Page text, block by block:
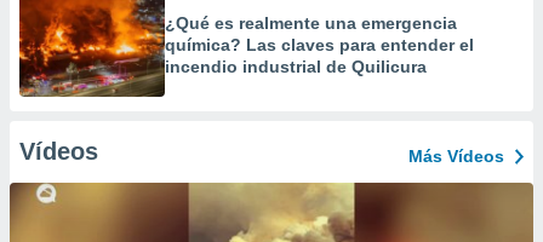
¿Qué es realmente una emergencia
química? Las claves para entender el
incendio industrial de Quilicura
Vídeos Más Vídeos